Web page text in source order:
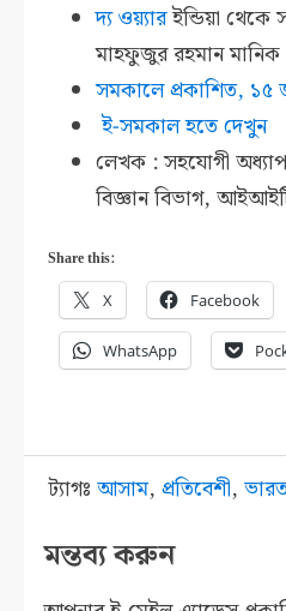
দ্য ওয়্যারইন্ডিয়া থেকে
মাহফুজুর রহমান মানিক
সমকালে প্রকাশিত, ১৫
ই-সমকাল হতে দেখুন
লেখক : সহযোগী
বিজ্ঞান বিভাগ,
Share this:
X Facebook
WhatsApp
ট্যাগঃআসাম,প্রতিবেশী,
মন্তব্য করুন